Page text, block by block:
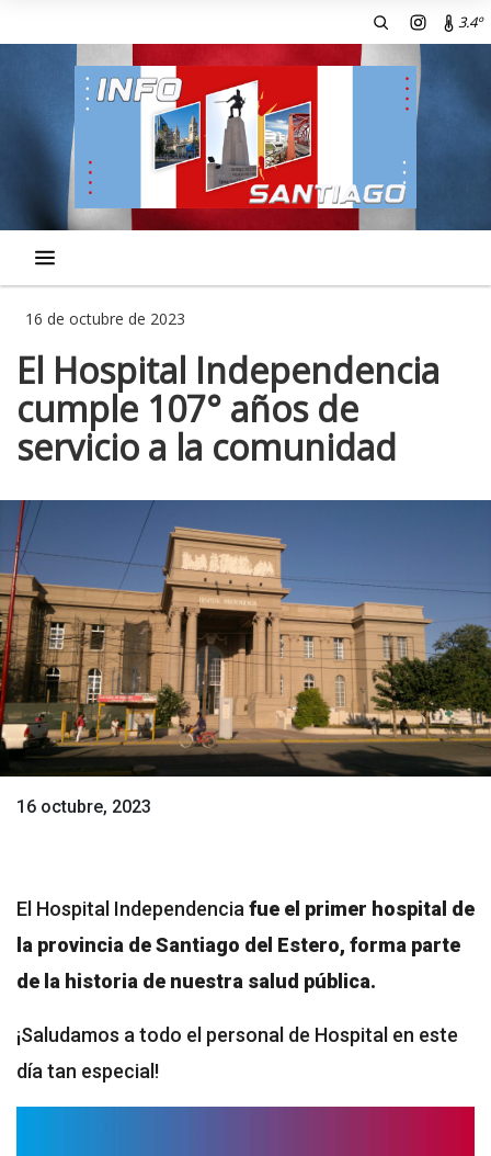
3.4º
16 de octubre de 2023
El Hospital Independencia
cumple 107° años de
servicio a la comunidad
16 octubre, 2023
El Hospital Independencia fue el primer hospital de
la provincia de Santiago del Estero, forma parte
de la historia de nuestra salud pública.
¡Saludamos a todo el personal de Hospital en este
día tan especial!